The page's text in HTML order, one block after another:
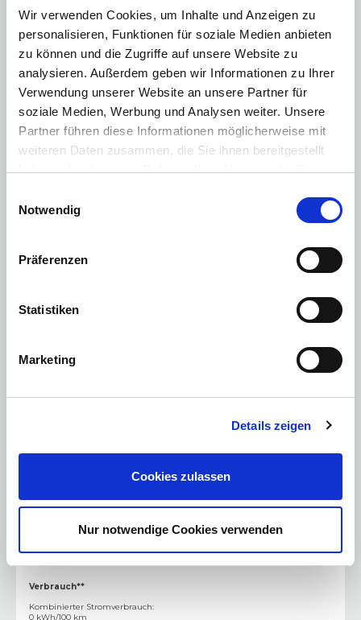
Wir verwenden Cookies, um Inhalte und Anzeigen zu
personalisieren, Funktionen für soziale Medien anbieten
zu können und die Zugriffe auf unsere Website zu
analysieren. Außerdem geben wir Informationen zu Ihrer
Verwendung unserer Website an unsere Partner für
soziale Medien, Werbung und Analysen weiter. Unsere
Partner führen diese Informationen möglicherweise mit
weiteren Daten zusammen, die Sie ihnen bereitgestellt
haben oder die sie im Rahmen Ihrer Nutzung der Dienste
Cookies, wenn Sie unsere Webseite weiterhin nutzen.
Notwendig
Präferenzen
Statistiken
Marketing
Details zeigen
Cookies zulassen
Nur notwendige Cookies verwenden
Nichtraucherfahrzeug
Zentralverriegelung mit Fernbedienung
Radio/Tuner
Bluetooth Freisprecheinrichtung
Motor / Bauart
Leistung kW
Kraftstoff:
Getriebe: Automatik
2385 kg
Verbrauchswerte
Verbrauch**
Kombinierter Stromverbrauch:
0 kWh/100 km